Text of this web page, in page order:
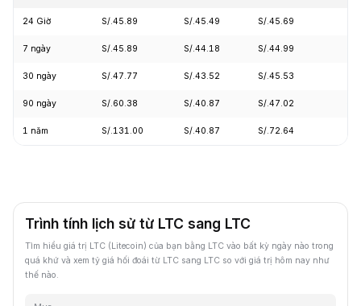
24 Giờ S/.45.89 S/.45.49 S/.45.69
7 ngày S/.45.89 S/.44.18 S/.44.99
30 ngày S/.47.77 S/.43.52 S/.45.53
90 ngày S/.60.38 S/.40.87 S/.47.02
1 năm S/.131.00 S/.40.87 S/.72.64
Trình tính lịch sử từ LTC sang LTC
Tìm hiểu giá trị LTC (Litecoin) của bạn bằng LTC vào bất kỳ ngày nào trong
quá khứ và xem tỷ giá hối đoái từ LTC sang LTC so với giá trị hôm nay như
thế nào.